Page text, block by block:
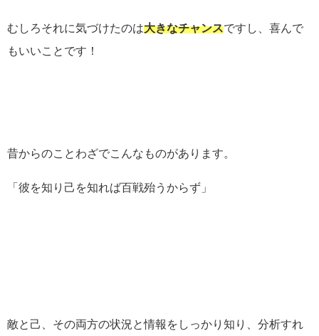
むしろそれに気づけたのは大きなチャンスですし、喜んで
もいいことです！
昔からのことわざでこんなものがあります。
「彼を知り己を知れば百戦殆うからず」
敵と己、その両方の状況と情報をしっかり知り、分析すれ